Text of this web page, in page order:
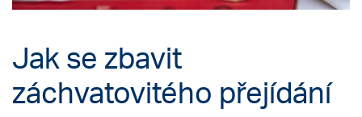
Jak se zbavit
záchvatovitého přejídání